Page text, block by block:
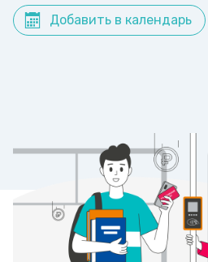
Добавить в календарь